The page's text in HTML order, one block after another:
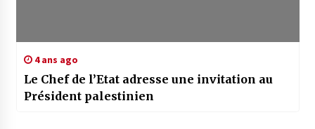
4 ans ago
Le Chef de l’Etat adresse une invitation au
Président palestinien